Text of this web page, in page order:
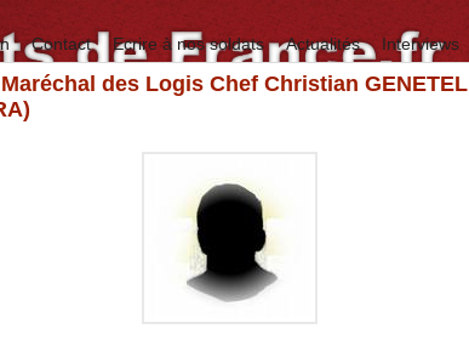
Contact Ecrire à nos soldats Actualités Interviews
Maréchal des Logis Chef Christian GENETEL